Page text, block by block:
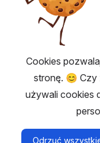
PRZYDATNE 💡
Fairplay - bilety bez opłat
Cookies
stronę. 😊 Czy
używali cookies
Odrzuć